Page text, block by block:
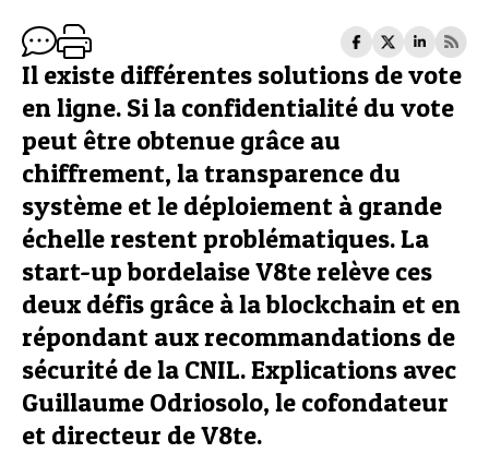
Il existe différentes solutions de vote
en ligne. Si la confidentialité du vote
peut être obtenue grâce au
chiffrement, la transparence du
système et le déploiement à grande
échelle restent problématiques. La
start-up bordelaise V8te relève ces
deux défis grâce à la blockchain et en
répondant aux recommandations de
sécurité de la CNIL. Explications avec
Guillaume Odriosolo, le cofondateur
et directeur de V8te.